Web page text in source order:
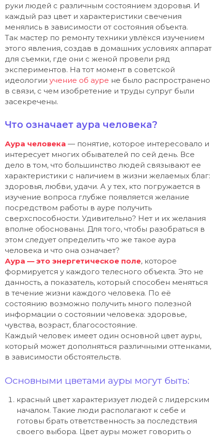
руки людей с различным состоянием здоровья. И
каждый раз цвет и характеристики свечения
менялись в зависимости от состояния объекта.
Так мастер по ремонту техники увлёкся изучением
этого явления, создав в домашних условиях аппарат
для съемки, где они с женой провели ряд
экспериментов. На тот момент в советской
идеологии учение об ауре не было распространено
в связи, с чем изобретение и труды супруг были
засекречены.
Что означает аура человека?
Аура человека — понятие, которое интересовало и
интересует многих обывателей по сей день. Все
дело в том, что большинство людей связывают ее
характеристики с наличием в жизни желаемых благ:
здоровья, любви, удачи. А у тех, кто погружается в
изучение вопроса глубже появляется желание
посредством работы в ауре получить
сверхспособности. Удивительно? Нет и их желания
вполне обоснованы. Для того, чтобы разобраться в
этом следует определить что же такое аура
человека и что она означает?
Аура — это энергетическое поле, которое
формируется у каждого телесного объекта. Это не
данность, а показатель, который способен меняться
в течение жизни каждого человека. По её
состоянию возможно получить много полезной
информации о состоянии человека: здоровье,
чувства, возраст, благосостояние.
Каждый человек имеет один основной цвет ауры,
который может дополняться различными оттенками,
в зависимости обстоятельств.
Основными цветами ауры могут быть:
красный цвет характеризует людей с лидерским
началом. Такие люди располагают к себе и
готовы брать ответственность за последствия
своего выбора. Цвет ауры может говорить о